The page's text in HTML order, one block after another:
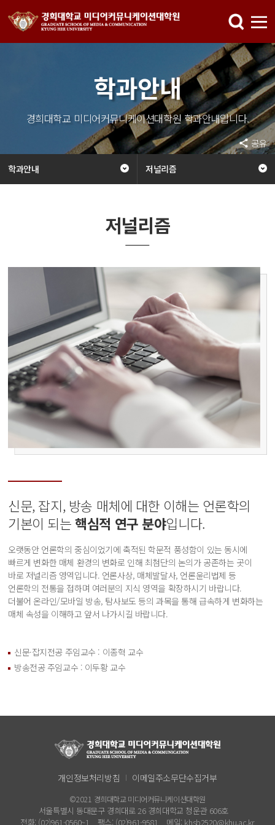
학과안내
경희대학교 미디어커뮤니케이션대학원 학과안내입니다.
학과안내 저널리즘
공유
저널리즘
신문, 잡지, 방송 매체에 대한 이해는 언론학의
기본이 되는핵심적 연구 분야입니다.
오랫동안 언론학의 중심이었기에 축적된 학문적 풍성함이 있는 동시에
빠르게 변화한 매체 환경의 변화로 인해 최첨단의 논의가 공존하는 곳이
바로 저널리즘 영역입니다. 언론사상, 매체발달사, 언론윤리법제 등
언론학의 전통을 접하며 여러분의 지식 영역을 확장하시기 바랍니다.
더불어 온라인/모바일 방송, 탐사보도 등의 과목을 통해 급속하게 변화하는
매체 속성을 이해하고 앞서 나가시길 바랍니다.
신문·잡지전공 주임교수 : 이종혁 교수
방송전공 주임교수 : 이두황 교수
개인정보처리방침 이메일주소무단수집거부
©2021 경희대학교 미디어커뮤니케이션대학원
서울특별시 동대문구 경희대로 26 경희대학교 청운관 606호
전화: (02)961-0560~1
팩스: (02)961-9581 메일: khsb2520@khu.ac.kr